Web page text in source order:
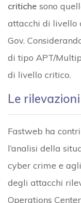
critiche sono
attacchi di livello
Gov.
di tipo APT/
di livello critico.
Le
Fastweb ha
l’analisi della
cyber crime e
degli attacchi
Operations